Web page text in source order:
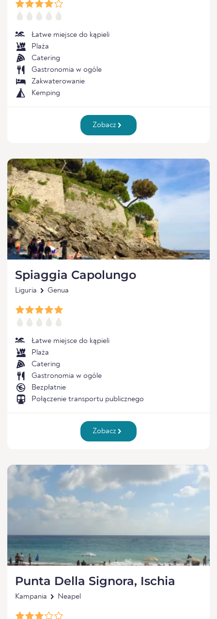
Łatwe miejsce do kąpieli
Plaża
Catering
Gastronomia w ogóle
Zakwaterowanie
Kemping
Zobacz
Spiaggia Capolungo
Liguria Genua
Łatwe miejsce do kąpieli
Plaża
Catering
Gastronomia w ogóle
Bezpłatnie
Połączenie transportu publicznego
Zobacz
Punta Della Signora, Ischia
Kampania Neapel